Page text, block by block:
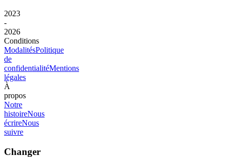
2023
-
2026
Conditions
ModalitésPolitique
de
confidentialitéMentions
légales
À
propos
Notre
histoireNous
écrireNous
suivre
Changer